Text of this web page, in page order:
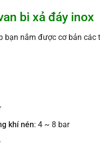
bi xả đáy inox
bạn nắm được cơ bản
khí nén: 4 ~ 8 bar